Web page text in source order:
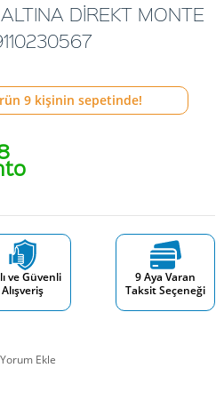
DİREKT MONTE
9 kişinin sepetinde!
ve Güvenli
Alışveriş
9 Aya Varan
Taksit Seçeneği
Yorum Ekle